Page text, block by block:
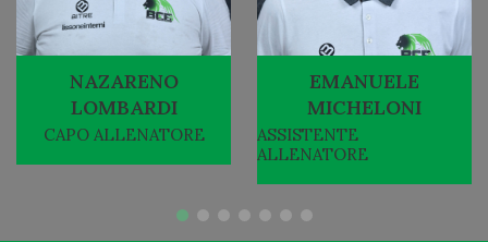
NAZARENO
LOMBARDI
CAPO ALLENATORE
EMANUELE
MICHELONI
ASSISTENTE
ALLENATORE